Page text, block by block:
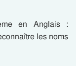
en Anglais :
les noms